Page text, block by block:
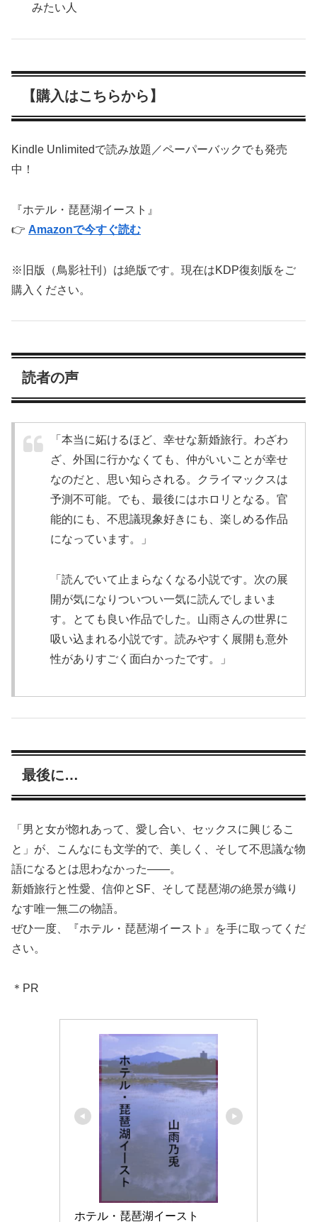
みたい人
【購入はこちらから】
Kindle Unlimitedで読み放題／ペーパーバックでも発売
中！
『ホテル・琵琶湖イースト』
👉 Amazonで今すぐ読む
※旧版（鳥影社刊）は絶版です。現在はKDP復刻版をご
購入ください。
読者の声
「本当に妬けるほど、幸せな新婚旅行。わざわ
ざ、外国に行かなくても、仲がいいことが幸せ
なのだと、思い知らされる。クライマックスは
予測不可能。でも、最後にはホロリとなる。官
能的にも、不思議現象好きにも、楽しめる作品
になっています。」
「読んでいて止まらなくなる小説です。次の展
開が気になりついつい一気に読んでしまいま
す。とても良い作品でした。山雨さんの世界に
吸い込まれる小説です。読みやすく展開も意外
性がありすごく面白かったです。」
最後に…
「男と女が惚れあって、愛し合い、セックスに興じるこ
と」が、こんなにも文学的で、美しく、そして不思議な物
語になるとは思わなかった——。
新婚旅行と性愛、信仰とSF、そして琵琶湖の絶景が織り
なす唯一無二の物語。
ぜひ一度、『ホテル・琵琶湖イースト』を手に取ってくだ
さい。
＊PR
ホテル・琵琶湖イースト